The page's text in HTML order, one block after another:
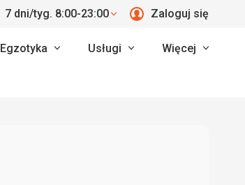
7 dni/tyg. 8:00-23:00 Zaloguj się
Egzotyka Usługi Więcej